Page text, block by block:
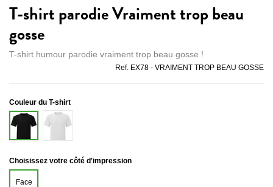
T-shirt parodie Vraiment trop beau
gosse
T-shirt humour parodie vraiment trop beau gosse !
Ref. EX78 - VRAIMENT TROP BEAU GOSSE
Couleur du T-shirt
Noir
Blanc
Choisissez votre côté d'impression
Face